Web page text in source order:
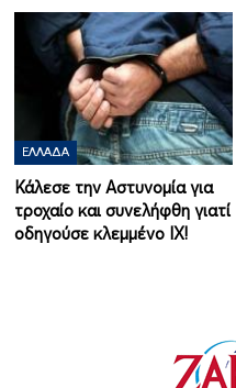
ΕΛΛΆΔΑ
Κάλεσε την Αστυνομία για
τροχαίο και συνελήφθη γιατί
οδηγούσε κλεμμένο ΙΧ!